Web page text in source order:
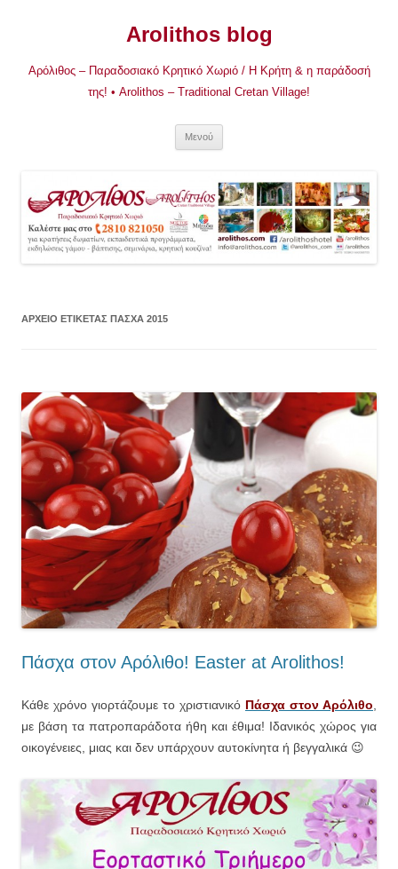
Arolithos blog
Αρόλιθος – Παραδοσιακό Κρητικό Χωριό / Η Κρήτη & η παράδοσή
της! • Arolithos – Traditional Cretan Village!
Μενού
ΑΡΧΕΊΟ ΕΤΙΚΈΤΑΣ ΠΆΣΧΑ 2015
Πάσχα στον Αρόλιθο! Easter at Arolithos!
Κάθε χρόνο γιορτάζουμε το χριστιανικό Πάσχα στον Αρόλιθο,
με βάση τα πατροπαράδοτα ήθη και έθιμα! Ιδανικός χώρος για
οικογένειες, μιας και δεν υπάρχουν αυτοκίνητα ή βεγγαλικά 😉